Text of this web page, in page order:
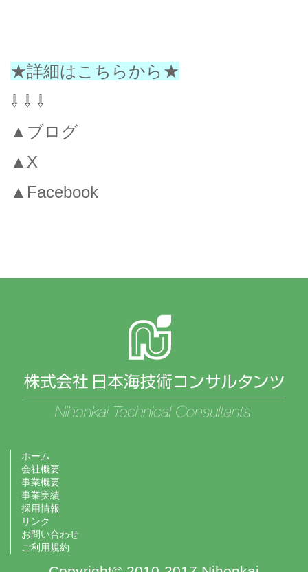
★詳細はこちらから★
⇩ ⇩ ⇩
▲ブログ
▲X
▲Facebook
ホーム
会社概要
事業概要
事業実績
採用情報
リンク
お問い合わせ
ご利用規約